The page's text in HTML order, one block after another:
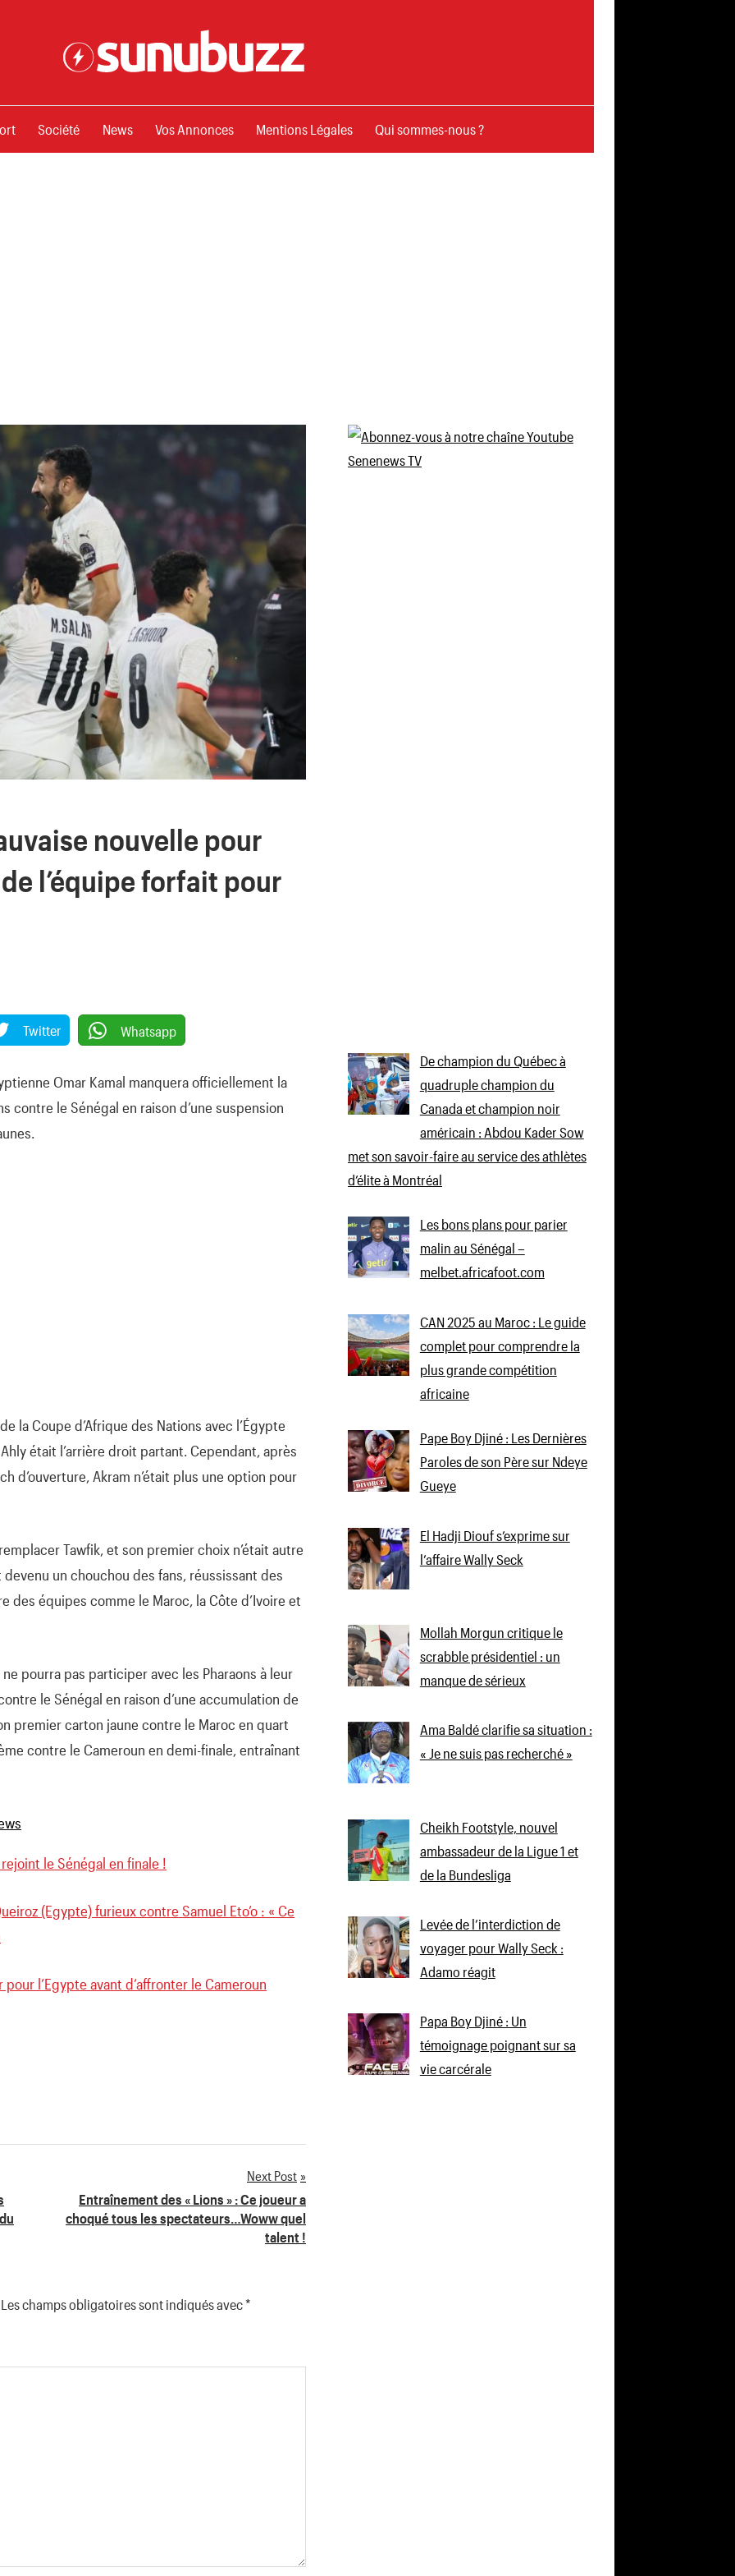
Société News Vos Annonces Mentions Légales Qui sommes-nous ?
nouvelle pour
l’équipe forfait pour
Twitter Whatsapp
Omar Kamal manquera officiellement la
contre le Sénégal en raison d’une suspension
la Coupe d’Afrique des Nations avec l’Égypte
Ahly était l’arrière droit partant. Cependant, après
d’ouverture, Akram n’était plus une option pour
Tawfik, et son premier choix n’était autre
un chouchou des fans, réussissant des
des équipes comme le Maroc, la Côte d’Ivoire et
pourra pas participer avec les Pharaons à leur
le Sénégal en raison d’une accumulation de
premier carton jaune contre le Maroc en quart
contre le Cameroun en demi-finale, entraînant
rejoint le Sénégal en finale !
(Egypte) furieux contre Samuel Eto’o : « Ce
pour l’Egypte avant d’affronter le Cameroun
Next Post
Entraînement des « Lions » : Ce joueur a
choqué tous les spectateurs…Woww quel
talent !
Les champs obligatoires sont indiqués avec*
De champion du Québec à
quadruple champion du
Canada et champion noir
américain : Abdou Kader Sow
met son savoir-faire au service des athlètes
d’élite à Montréal
Les bons plans pour parier
malin au Sénégal –
melbet.africafoot.com
CAN 2025 au Maroc : Le guide
complet pour comprendre la
plus grande compétition
africaine
Pape Boy Djiné : Les Dernières
Paroles de son Père sur Ndeye
Gueye
El Hadji Diouf s’exprime sur
l’affaire Wally Seck
Mollah Morgun critique le
scrabble présidentiel : un
manque de sérieux
Ama Baldé clarifie sa situation :
« Je ne suis pas recherché »
Cheikh Footstyle, nouvel
ambassadeur de la Ligue 1 et
de la Bundesliga
Levée de l’interdiction de
voyager pour Wally Seck :
Adamo réagit
Papa Boy Djiné : Un
témoignage poignant sur sa
vie carcérale